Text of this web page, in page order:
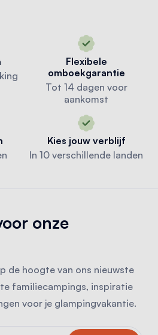
Flexibele
omboekgarantie
Tot 14 dagen voor
aankomst
Kies jouw verblijf
In 10 verschillende landen
onze
de hoogte van ons nieuwste
familiecampings, inspiratie
voor je glampingvakantie.